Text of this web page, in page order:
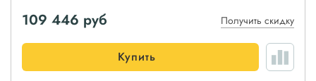
109 446 руб Получить скидку
Купить